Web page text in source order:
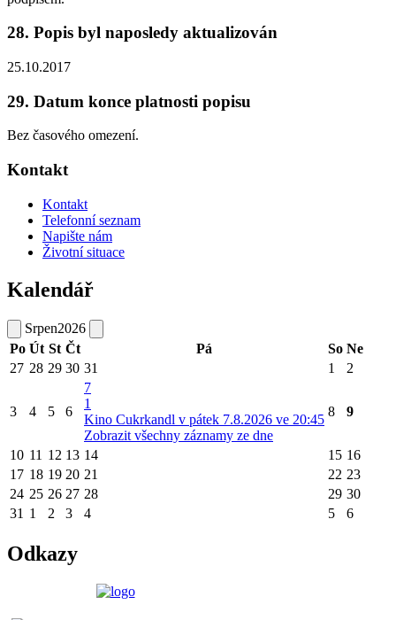
28. Popis byl naposledy aktualizován
25.10.2017
29. Datum konce platnosti popisu
Bez časového omezení.
Kontakt
Kontakt
Telefonní seznam
Napište nám
Životní situace
Kalendář
Srpen2026
Po Út St Čt Pá So Ne
27 28 29 30 31 1 2
3 4 5 6
7
1
Kino Cukrkandl v pátek 7.8.2026 ve 20:45
Zobrazit všechny záznamy ze dne
8 9
10 11 12 13 14 15 16
17 18 19 20 21 22 23
24 25 26 27 28 29 30
31 1 2 3 4 5 6
Odkazy